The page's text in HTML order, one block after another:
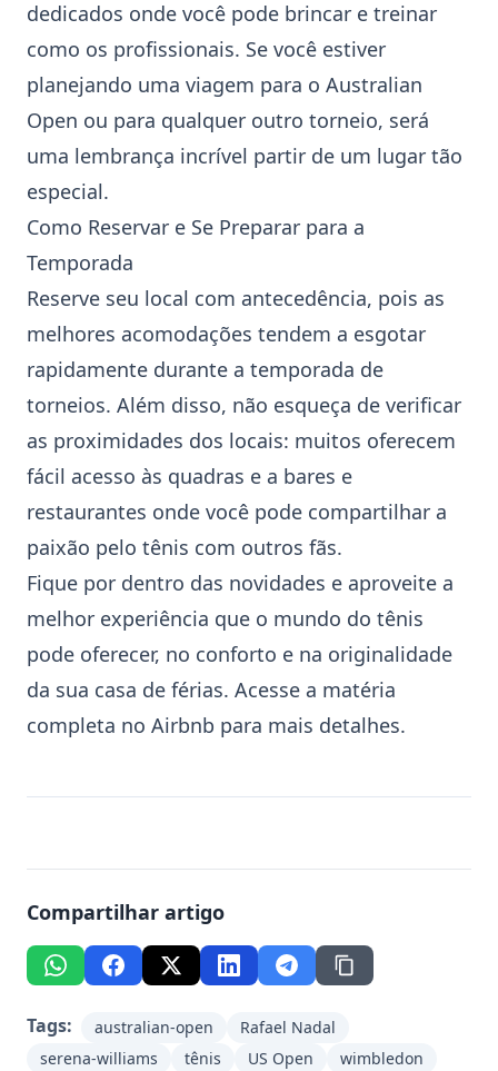
dedicados onde você pode brincar e treinar
como os profissionais. Se você estiver
planejando uma viagem para o Australian
Open ou para qualquer outro torneio, será
uma lembrança incrível partir de um lugar tão
especial.
Como Reservar e Se Preparar para a
Temporada
Reserve seu local com antecedência, pois as
melhores acomodações tendem a esgotar
rapidamente durante a temporada de
torneios. Além disso, não esqueça de verificar
as proximidades dos locais: muitos oferecem
fácil acesso às quadras e a bares e
restaurantes onde você pode compartilhar a
paixão pelo tênis com outros fãs.
Fique por dentro das novidades e aproveite a
melhor experiência que o mundo do tênis
pode oferecer, no conforto e na originalidade
da sua casa de férias. Acesse a matéria
completa no Airbnb para mais detalhes.
Compartilhar artigo
Tags: australian-open
Rafael Nadal
serena-williams
tênis US Open wimbledon